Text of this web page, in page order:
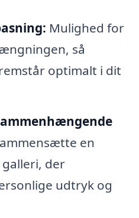
Mulighed for
så
optimalt i dit
en
der
udtryk og